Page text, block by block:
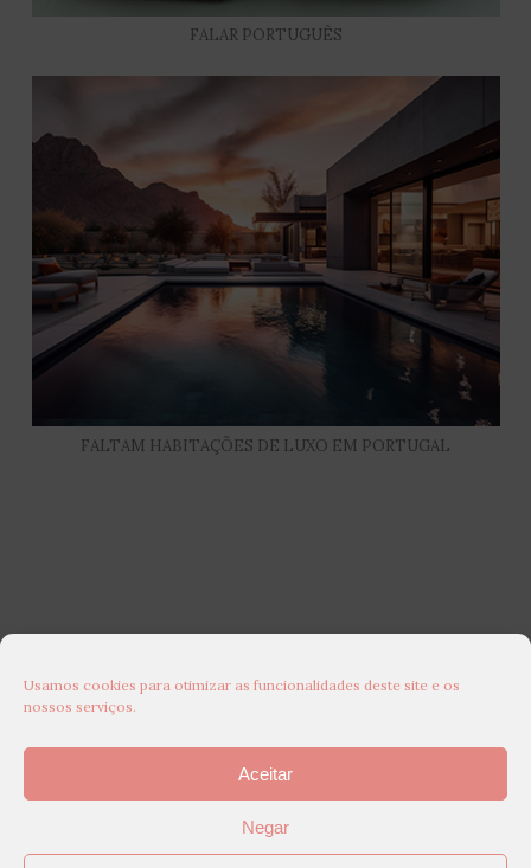
Usamos cookies para otimizar as funcionalidades deste site e os
nossos serviços.
Aceitar
Negar
FALAR PORTUGUÊS
FALTAM HABITAÇÕES DE LUXO EM PORTUGAL